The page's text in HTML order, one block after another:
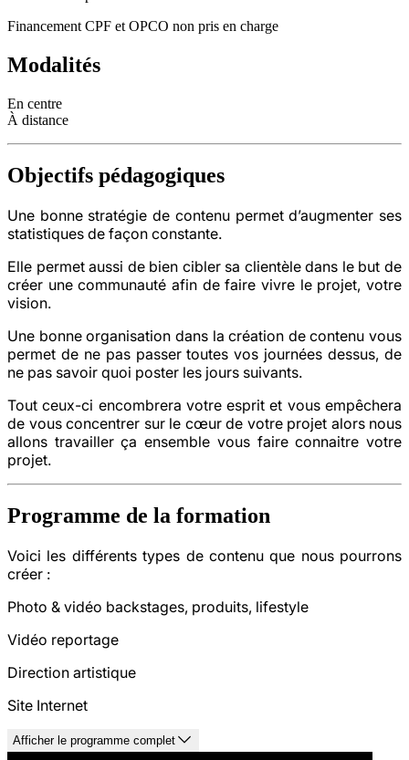
Financement CPF et OPCO non pris en charge
Modalités
En centre
À distance
Objectifs pédagogiques
Une bonne stratégie de contenu permet d’augmenter ses
statistiques de façon constante.
Elle permet aussi de bien cibler sa clientèle dans le but de
créer une communauté afin de faire vivre le projet, votre
vision.
Une bonne organisation dans la création de contenu vous
permet de ne pas passer toutes vos journées dessus, de
ne pas savoir quoi poster les jours suivants.
Tout ceux-ci encombrera votre esprit et vous empêchera
de vous concentrer sur le cœur de votre projet alors nous
allons travailler ça ensemble vous faire connaitre votre
projet.
Programme de la formation
Voici les différents types de contenu que nous pourrons
créer :
Photo & vidéo backstages, produits, lifestyle
Vidéo reportage
Direction artistique
Site Internet
Afficher le programme complet